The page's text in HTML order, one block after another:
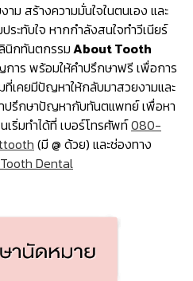
ม สร้างความมั่นใจในตนเอง และ
ะทับใจ หากกำลังสนใจทำวีเนียร์
นิกทันตกรรมAbout Tooth
าร พร้อมให้คำปรึกษาฟรี เพื่อการ
ที่เคยมีปัญหาให้กลับมาสวยงามและ
ปรึกษาปัญหากับทันตแพทย์ เพื่อหา
เริ่มทำได้ที่ เบอร์โทรศัพท์080-
(มี @ ด้วย) และช่องทาง
Dental